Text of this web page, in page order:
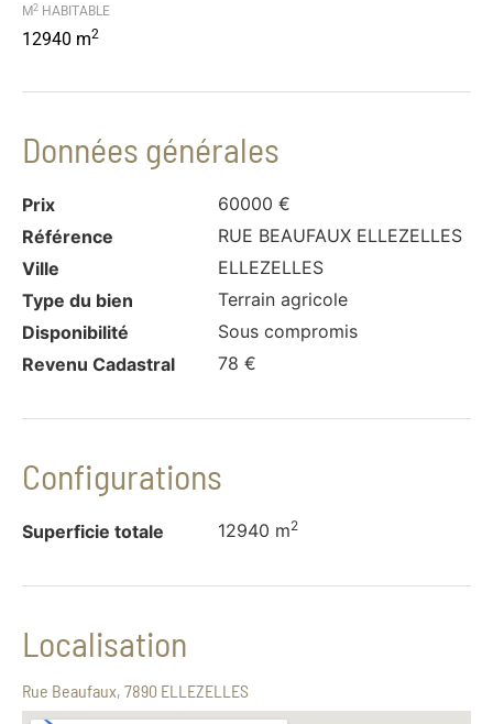
M2 HABITABLE
12940 m2
Données générales
Prix
60000 €
Référence
RUE BEAUFAUX ELLEZELLES
Ville
ELLEZELLES
Type du bien
Terrain agricole
Disponibilité
Sous compromis
Revenu Cadastral
78 €
Configurations
Superficie totale 12940 m2
Localisation
Rue Beaufaux, 7890 ELLEZELLES